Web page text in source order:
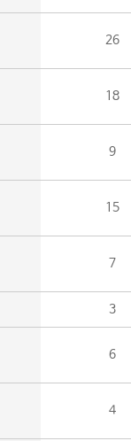
26
18
9
15
7
3
6
4